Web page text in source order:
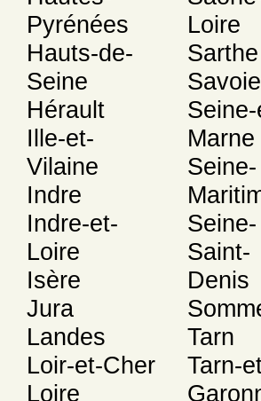
Pyrénées
Hauts-de-
Seine
Hérault
Ille-et-
Vilaine
Indre
Indre-et-
Loire
Isère
Jura
Landes
Loir-et-Cher
Loire
Loire
Sarthe
Savoie
Marne
Seine-
Seine-
Saint-
Denis
Tarn
Tarn-